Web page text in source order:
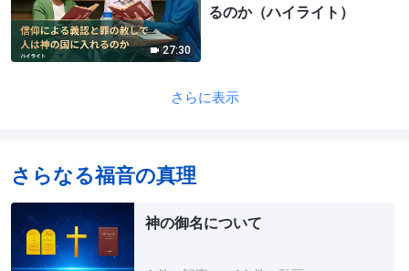
27:30
るのか（ハイライト）
さらに表示
さらなる福音の真理
神の御名について